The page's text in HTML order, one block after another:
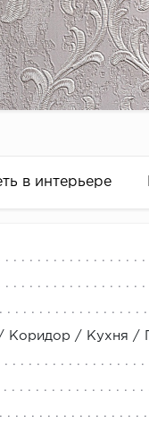
в интерьере
/ Коридор / Кухня /